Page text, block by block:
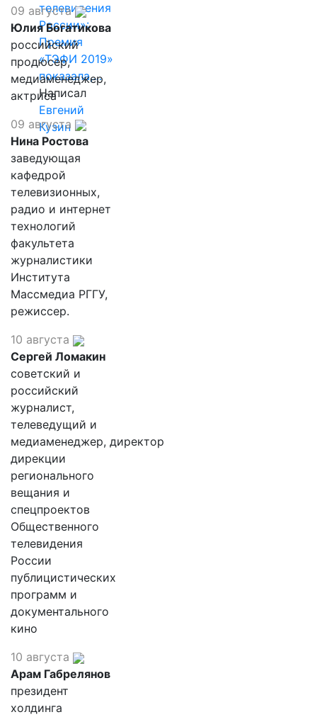
телевидения
России»:
Премия
«ТЭФИ 2019»
показала,…
Написал
Евгений
Кузин
09 августа
Юлия Богатикова
российский
продюсер,
медиаменеджер,
актриса
09 августа
Нина Ростова
заведующая
кафедрой
телевизионных,
радио и интернет
технологий
факультета
журналистики
Института
Массмедиа РГГУ,
режиссер.
10 августа
Сергей Ломакин
советский и
российский
журналист,
телеведущий и
медиаменеджер, директор
дирекции
регионального
вещания и
спецпроектов
Общественного
телевидения
России
публицистических
программ и
документального
кино
10 августа
Арам Габрелянов
президент
холдинга